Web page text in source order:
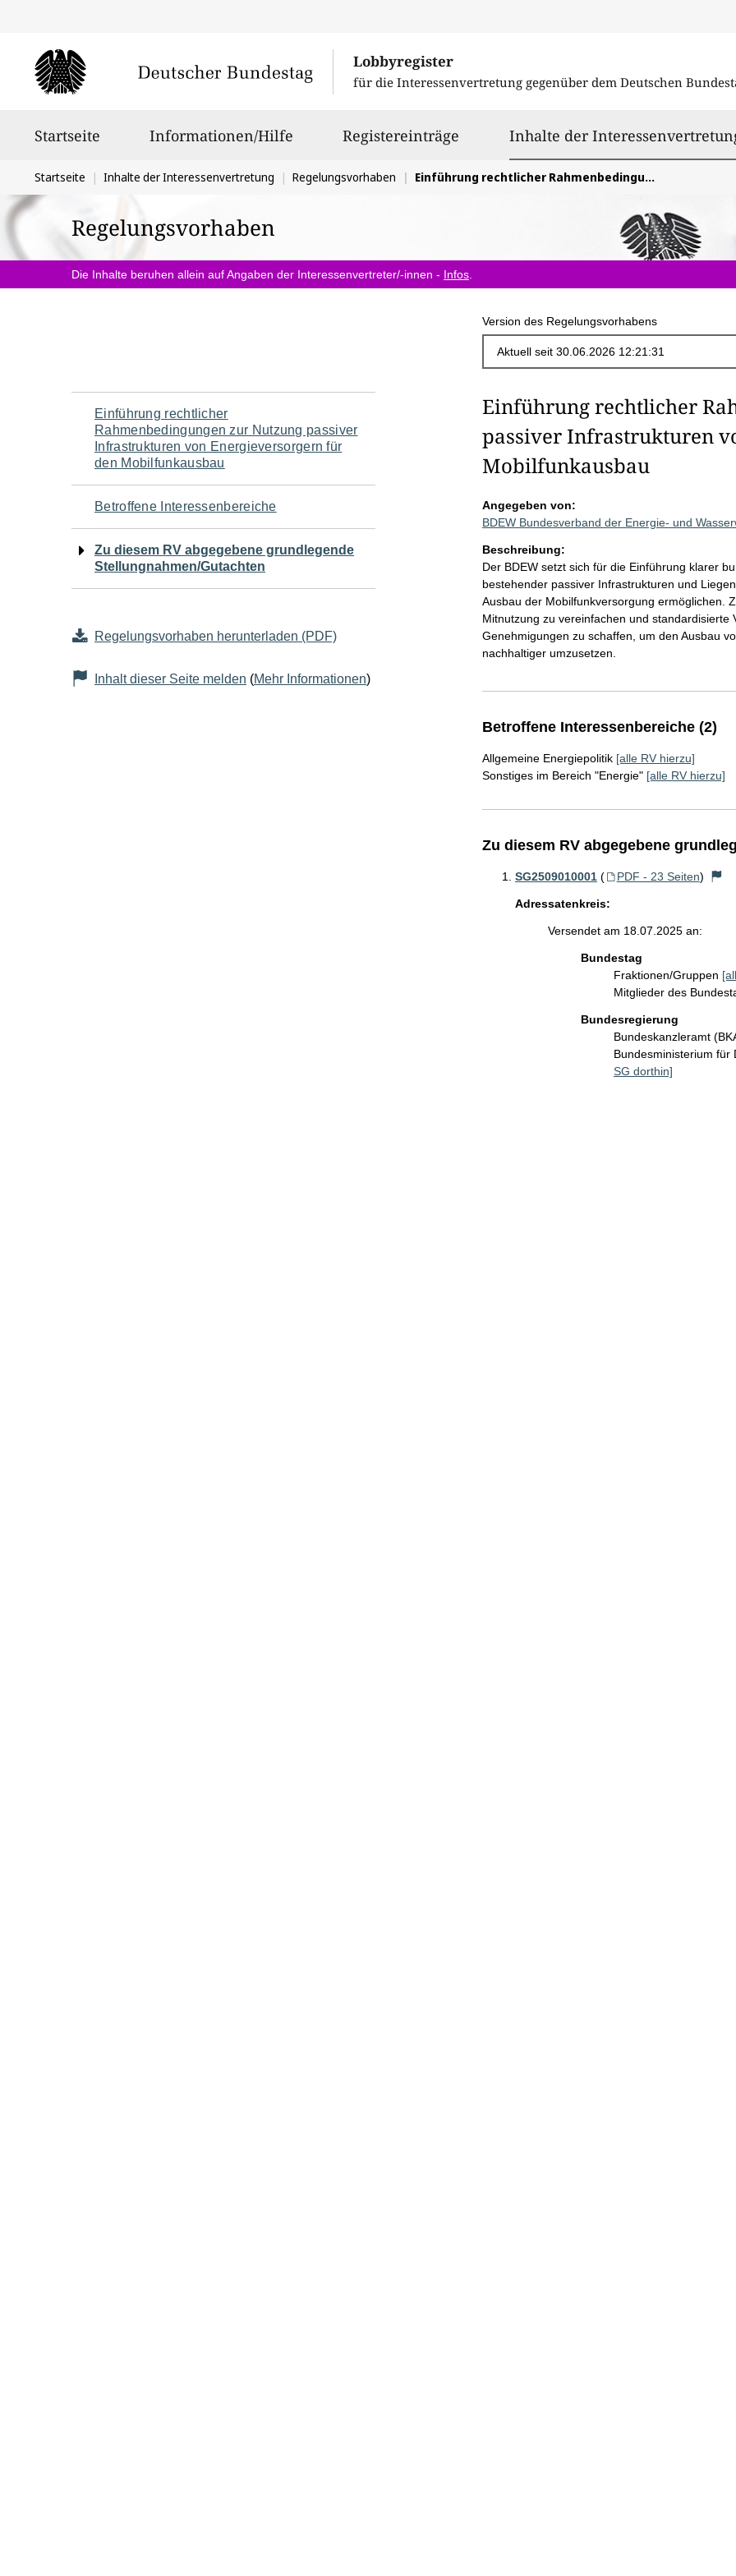
Lobbyregister
für die Interessenvertretung gegenüber dem Deutschen
Startseite Informationen/Hilfe Registereinträge Inhalte der
Sie
befinden
sich
hier:
Startseite Inhalte der Interessenvertretung Regelungsvorhaben Einführung rechtlicher Rahmenbedingungen zur Nutzung passiver Infrastrukturen von Energieversorgern für den Mobilfunkausbau
Regelungsvorhaben
Die Inhalte beruhen allein auf Angaben der Interessenvertreter/-innen - Infos
Version des Regelungsvorhabens
Navigation
für
den
Seiteninhalt
Einführung rechtlicher
Rahmenbedingungen zur Nutzung passiver
Infrastrukturen von Energieversorgern für
den Mobilfunkausbau
Betroffene Interessenbereiche
Zu diesem RV abgegebene grundlegende
Stellungnahmen/Gutachten
Regelungsvorhaben herunterladen (PDF)
Inhalt dieser Seite melden (Mehr Informationen)
Einführung rechtlicher
passiver Infrastrukturen
Mobilfunkausbau
Angegeben von:
BDEW Bundesverband der Energie- und
Beschreibung:
Der BDEW setzt sich für die Einführung klarer
bestehender passiver Infrastrukturen und
Ausbau der Mobilfunkversorgung ermöglichen.
Mitnutzung zu vereinfachen und
Genehmigungen zu schaffen, um den Ausbau
nachhaltiger umzusetzen.
Betroffene Interessenbereiche (2)
Allgemeine Energiepolitik [alle RV hierzu]
Sonstiges im Bereich "Energie" [alle RV hierzu]
Zu diesem RV abgegebene
SG2509010001 ( PDF - 23 Seiten)
Adressatenkreis:
Versendet am 18.07.2025 an:
Bundestag
Fraktionen/Gruppen
Mitglieder des
Bundesregierung
Bundeskanzleramt
Bundesministerium
SG dorthin]